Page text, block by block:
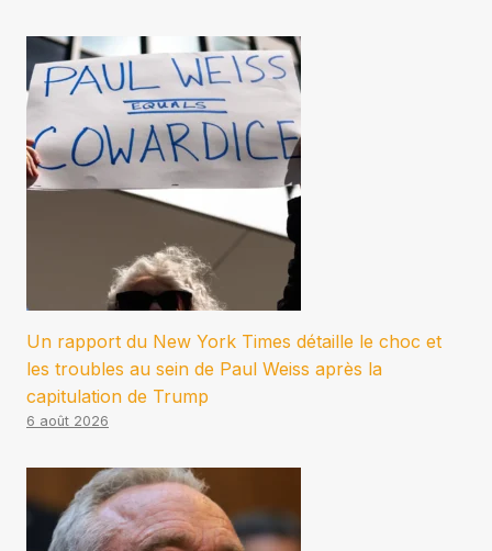
Un rapport du New York Times détaille le choc et
les troubles au sein de Paul Weiss après la
capitulation de Trump
6 août 2026